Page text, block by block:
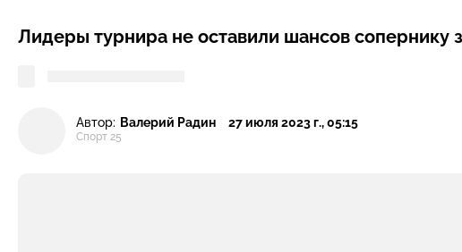
Лидеры турнира не оставили шансов сопернику
Автор: Валерий Радин
Спорт 25
27 июля 2023 г., 05:15